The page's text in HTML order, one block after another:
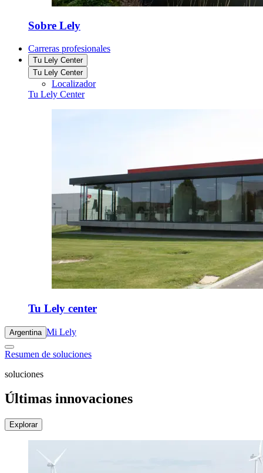
Sobre Lely
Carreras profesionales
Tu Lely Center
Tu Lely Center
Localizador
Tu Lely Center
Tu Lely center
Argentina Mi Lely
Resumen de soluciones
soluciones
Últimas innovaciones
Explorar